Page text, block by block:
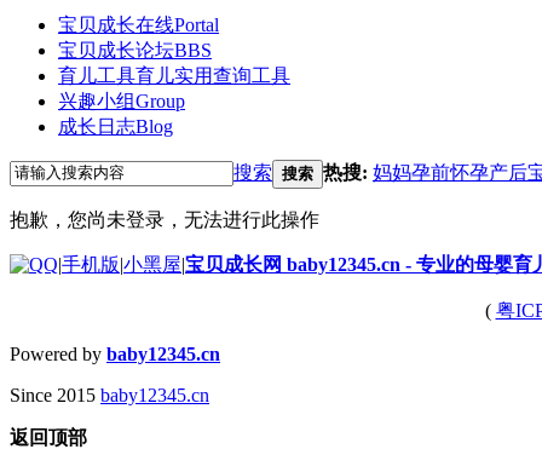
宝贝成长在线Portal
宝贝成长论坛BBS
育儿工具育儿实用查询工具
兴趣小组Group
成长日志Blog
搜索 搜索 热搜: 妈妈孕前怀孕产后
抱歉，您尚未登录，无法进行此操作
|手机版|小黑屋|宝贝成长网 baby12345.cn - 专业的母婴育
( 粤
Powered by baby12345.cn
Since 2015 baby12345.cn
返回顶部